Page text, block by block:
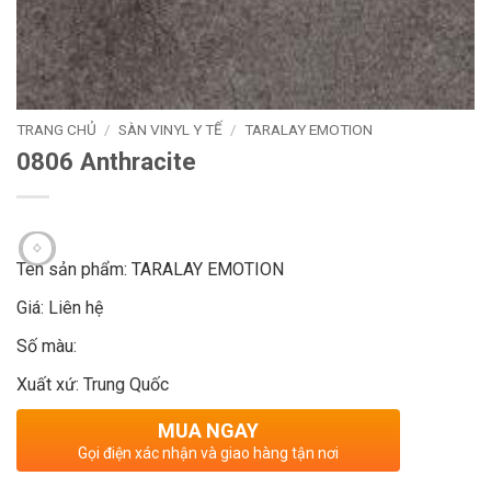
TRANG CHỦ / SÀN VINYL Y TẾ / TARALAY EMOTION
0806 Anthracite
Tên sản phẩm: TARALAY EMOTION
Giá: Liên hệ
Số màu:
Xuất xứ: Trung Quốc
MUA NGAY
Gọi điện xác nhận và giao hàng tận nơi